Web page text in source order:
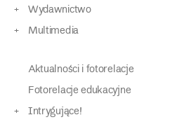
Wydawnictwo
Multimedia
Aktualności i fotorelacje
Fotorelacje edukacyjne
Intrygujące!